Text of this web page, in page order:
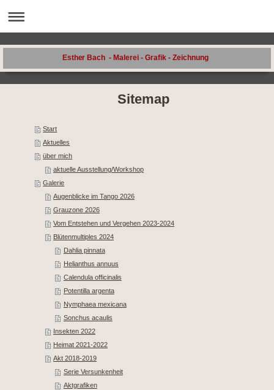
Esther Bach - Malerei - Grafik - Zeichnung
Sitemap
Start
Aktuelles
über mich
aktuelle Ausstellung/Workshop
Galerie
Augenblicke im Tango 2026
Grauzone 2026
Vom Entstehen und Vergehen 2023-2024
Blütenmultiples 2024
Dahlia pinnata
Helianthus annuus
Calendula officinalis
Potentilla argenta
Nymphaea mexicana
Sonchus acaulis
Insekten 2022
Heimat 2021-2022
Akt 2018-2019
Serie Versunkenheit
Aktgrafiken